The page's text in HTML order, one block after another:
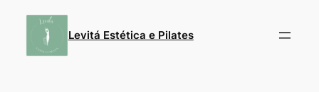
Levitá Estética e Pilates